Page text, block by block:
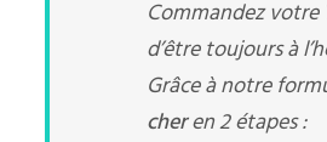
Commandez votre
d’être toujours à
Grâce à notre
cheren 2 étapes :